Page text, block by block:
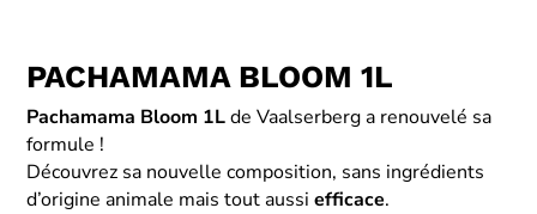
PACHAMAMA BLOOM 1L
Pachamama Bloom 1Lde Vaalserberg a renouvelé sa
formule !
Découvrez sa nouvelle composition, sans ingrédients
d’origine animale mais tout aussiefficace.